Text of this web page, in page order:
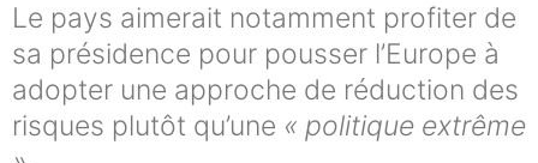
Le pays aimerait notamment profiter de
sa présidence pour pousser l’Europe à
adopter une approche de réduction des
risques plutôt qu’une « politique extrême